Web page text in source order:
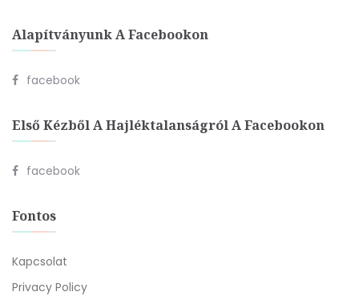
Alapítványunk A Facebookon
facebook
Első Kézből A Hajléktalanságról A Facebookon
facebook
Fontos
Kapcsolat
Privacy Policy